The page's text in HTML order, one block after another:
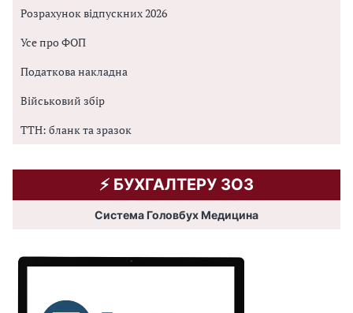
Розрахунок відпускних 2026
Усе про ФОП
Податкова накладна
Військовий збір
ТТН: бланк та зразок
⚡️ БУХГАЛТЕРУ ЗОЗ
Система Головбух Медицина